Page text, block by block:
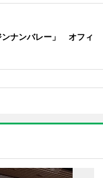
ンナンバレー」 オフィ